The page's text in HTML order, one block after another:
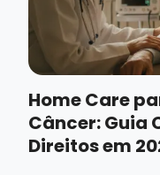
Home Care
Câncer: Guia
Direitos em